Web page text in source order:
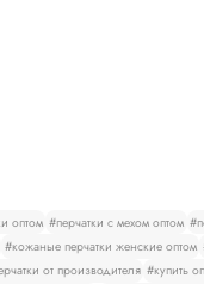
оптом #перчатки с мехом оптом
#кожаные перчатки женские оптом
от производителя #купить